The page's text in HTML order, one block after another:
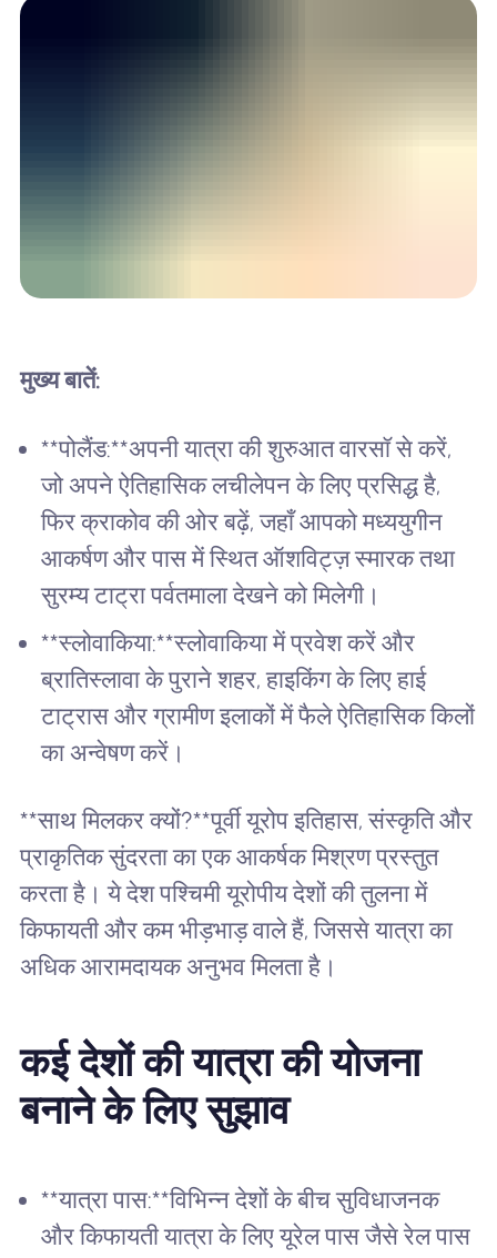
मुख्य बातें:
**पोलैंड:**अपनी यात्रा की शुरुआत वारसॉ से करें,
जो अपने ऐतिहासिक लचीलेपन के लिए प्रसिद्ध है,
फिर क्राकोव की ओर बढ़ें, जहाँ आपको मध्ययुगीन
आकर्षण और पास में स्थित ऑशविट्ज़ स्मारक तथा
सुरम्य टाट्रा पर्वतमाला देखने को मिलेगी।
**स्लोवाकिया:**स्लोवाकिया में प्रवेश करें और
ब्रातिस्लावा के पुराने शहर, हाइकिंग के लिए हाई
टाट्रास और ग्रामीण इलाकों में फैले ऐतिहासिक किलों
का अन्वेषण करें।
**साथ मिलकर क्यों?**पूर्वी यूरोप इतिहास, संस्कृति और
प्राकृतिक सुंदरता का एक आकर्षक मिश्रण प्रस्तुत
करता है। ये देश पश्चिमी यूरोपीय देशों की तुलना में
किफायती और कम भीड़भाड़ वाले हैं, जिससे यात्रा का
अधिक आरामदायक अनुभव मिलता है।
कई देशों की यात्रा की योजना
बनाने के लिए सुझाव
**यात्रा पास:**विभिन्न देशों के बीच सुविधाजनक
और किफायती यात्रा के लिए यूरेल पास जैसे रेल पास